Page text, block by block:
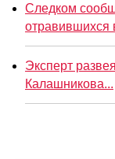
Следком
отравившихся
Эксперт
Калашникова...